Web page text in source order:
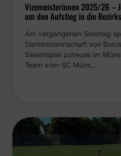
Vizemeisterinnen 2025/26 –
um den Aufstieg in die
Am vergangenen Sonntag
Damenmannschaft von
Saisonspiel zuhause im
Team vom SC Müns…